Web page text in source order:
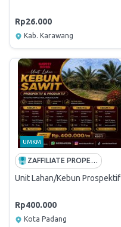
Rp26.000
Kab. Karawang
UMKM
ZAFFILIATE PROPERTI INDONESIA
Unit Lahan/Kebun Prospektif
Rp400.000
Kota Padang